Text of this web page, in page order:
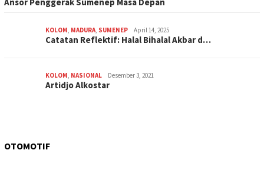
KOLOM, MADURA, SUMENEP April 14, 2025
Catatan Reflektif: Halal Bihalal Akbar d…
KOLOM, NASIONAL Desember 3, 2021
Artidjo Alkostar
OTOMOTIF